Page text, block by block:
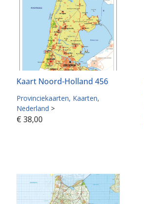
Kaart Noord-Holland 456
Provinciekaarten Kaarten
Nederland >
€ 38,00